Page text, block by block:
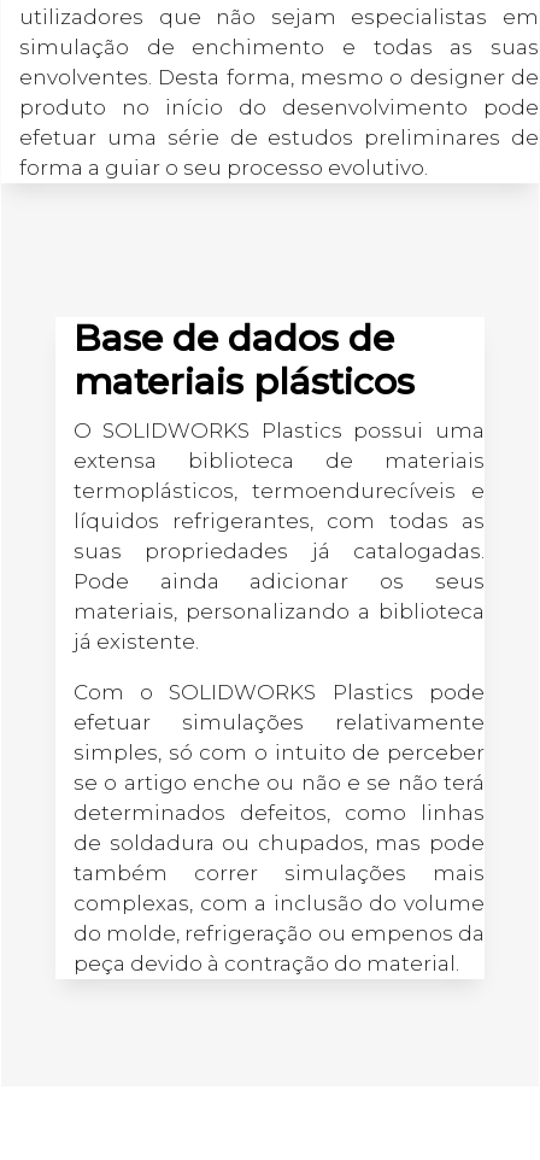
utilizadores que não sejam especialistas em
simulação de enchimento e todas as suas
envolventes. Desta forma, mesmo o designer de
produto no início do desenvolvimento pode
efetuar uma série de estudos preliminares de
forma a guiar o seu processo evolutivo.
Base de dados de
materiais plásticos
O SOLIDWORKS Plastics possui uma
extensa biblioteca de materiais
termoplásticos, termoendurecíveis e
líquidos refrigerantes, com todas as
suas propriedades já catalogadas.
Pode ainda adicionar os seus
materiais, personalizando a biblioteca
já existente.
Com o SOLIDWORKS Plastics pode
efetuar simulações relativamente
simples, só com o intuito de perceber
se o artigo enche ou não e se não terá
determinados defeitos, como linhas
de soldadura ou chupados, mas pode
também correr simulações mais
complexas, com a inclusão do volume
do molde, refrigeração ou empenos da
peça devido à contração do material.